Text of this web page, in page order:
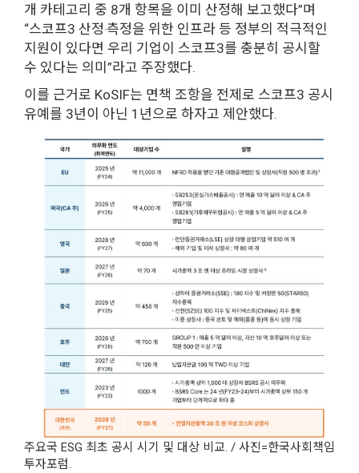
개 카테고리 중 8개 항목을 이미 산정해 보고했다”며
“스코프3 산정‧측정을 위한 인프라 등 정부의 적극적인
지원이 있다면 우리 기업이 스코프3를 충분히 공시할
수 있다는 의미”라고 주장했다.
이를 근거로 KoSIF는 면책 조항을 전제로 스코프3 공시
유예를 3년이 아닌 1년으로 하자고 제안했다.
주요국 ESG 최초 공시 시기 및 대상 비교. / 사진=한국사회책임
투자포럼.